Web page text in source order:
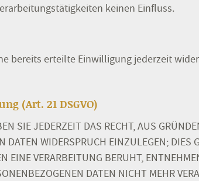
keinen Einfluss.
bereits erteilte Einwilligung jederzeit
(Art. 21 DSGVO)
SIE JEDERZEIT DAS RECHT, AUS
DATEN WIDERSPRUCH EINZULEGEN; DIES
EINE VERARBEITUNG BERUHT,
DATEN NICHT MEHR